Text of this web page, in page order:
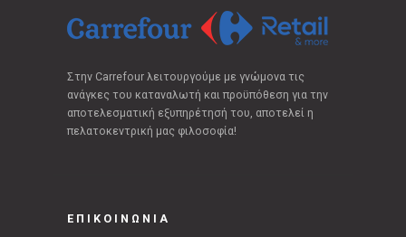
Στην Carrefour λειτουργούμε με γνώμονα τις
ανάγκες του καταναλωτή και προϋπόθεση για την
αποτελεσματική εξυπηρέτησή του, αποτελεί η
πελατοκεντρική μας φιλοσοφία!
ΕΠΙΚΟΙΝΩΝΙΑ